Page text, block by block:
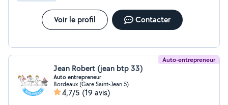
Voir le profil Contacter
Auto-entrepreneur
Jean Robert (jean btp 33)
Auto entrepreneur
Bordeaux (Gare Saint-Jean 5)
4,7/5 (19 avis)